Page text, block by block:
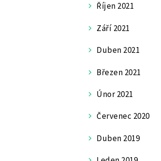
Říjen 2021
Září 2021
Duben 2021
Březen 2021
Únor 2021
Červenec 2020
Duben 2019